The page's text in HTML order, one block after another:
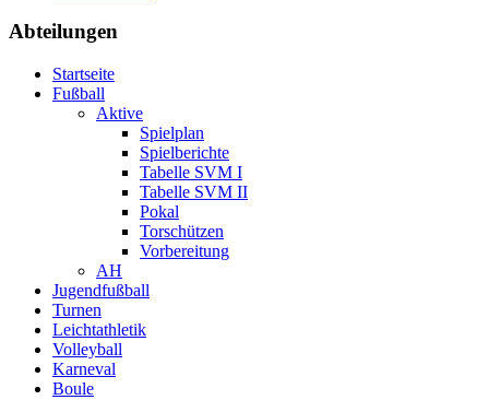
Abteilungen
Startseite
Fußball
Aktive
Spielplan
Spielberichte
Tabelle SVM I
Tabelle SVM II
Pokal
Torschützen
Vorbereitung
AH
Jugendfußball
Turnen
Leichtathletik
Volleyball
Karneval
Boule